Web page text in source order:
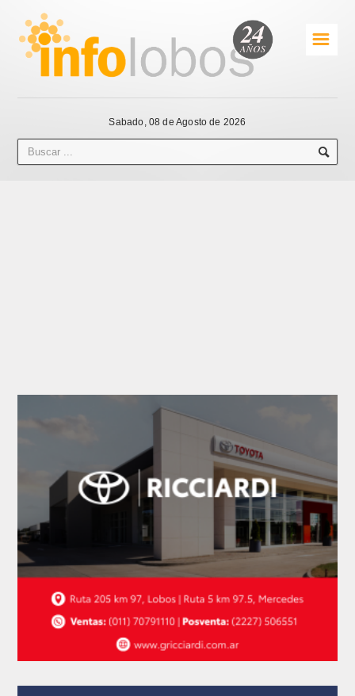
☰
Sabado, 08 de Agosto de 2026